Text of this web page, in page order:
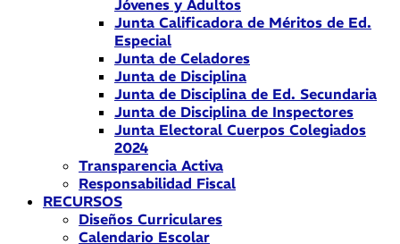
Jóvenes y Adultos
Junta Calificadora de Méritos de Ed.
Especial
Junta de Celadores
Junta de Disciplina
Junta de Disciplina de Ed. Secundaria
Junta de Disciplina de Inspectores
Junta Electoral Cuerpos Colegiados
2024
Transparencia Activa
Responsabilidad Fiscal
RECURSOS
Diseños Curriculares
Calendario Escolar